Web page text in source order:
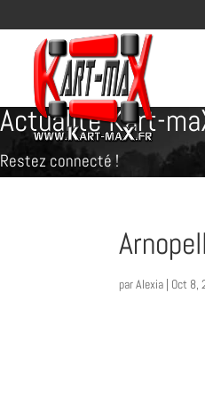
Actualité Kart-
Restez connecté !
parAlexia | Oct 8,